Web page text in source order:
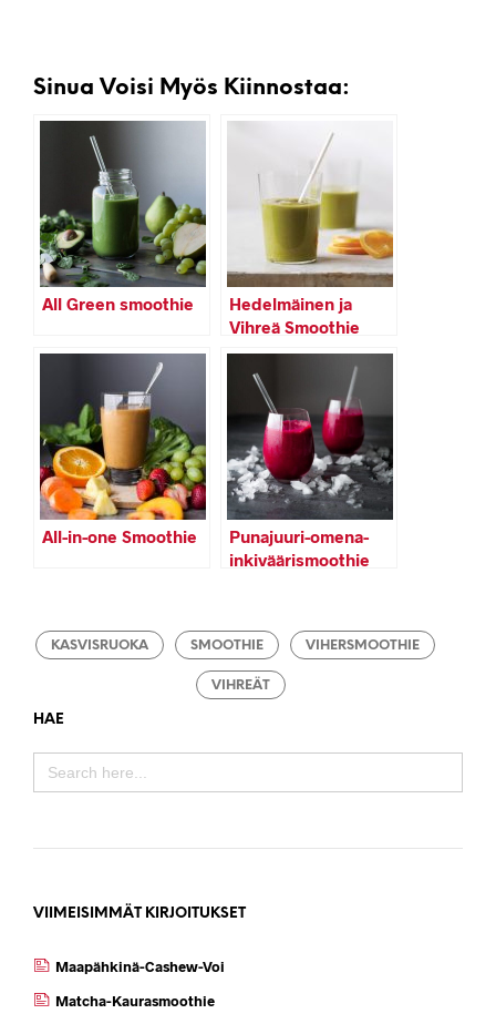
Sinua Voisi Myös Kiinnostaa:
All Green smoothie
Hedelmäinen ja
Vihreä Smoothie
All-in-one Smoothie
Punajuuri-omena-
inkiväärismoothie
KASVISRUOKA SMOOTHIE VIHERSMOOTHIE
VIHREÄT
HAE
SEARCH
FOR:
VIIMEISIMMÄT KIRJOITUKSET
Maapähkinä-Cashew-Voi
Matcha-Kaurasmoothie